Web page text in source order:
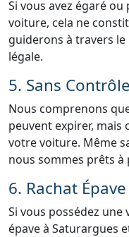
Si vous avez égaré
voiture, cela ne
guiderons à travers
légale.
5. Sans
Nous comprenons
peuvent expirer, mais
votre voiture. Même
nous sommes prêts
6. Rachat
Si vous possédez
épave à Saturargues